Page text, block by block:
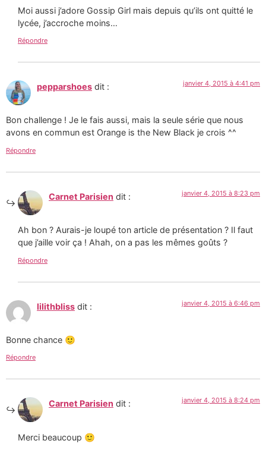
Moi aussi j’adore Gossip Girl mais depuis qu’ils ont quitté le
lycée, j’accroche moins…
Répondre
pepparshoes dit : janvier 4, 2015 à 4:41 pm
Bon challenge ! Je le fais aussi, mais la seule série que nous
avons en commun est Orange is the New Black je crois ^^
Répondre
Carnet Parisien dit : janvier 4, 2015 à 8:23 pm
Ah bon ? Aurais-je loupé ton article de présentation ? Il faut
que j’aille voir ça ! Ahah, on a pas les mêmes goûts ?
Répondre
lilithbliss dit : janvier 4, 2015 à 6:46 pm
Bonne chance 🙂
Répondre
Carnet Parisien dit : janvier 4, 2015 à 8:24 pm
Merci beaucoup 🙂